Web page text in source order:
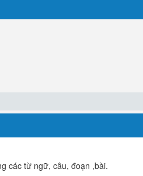
các từ ngữ, câu, đoạn ,bài.